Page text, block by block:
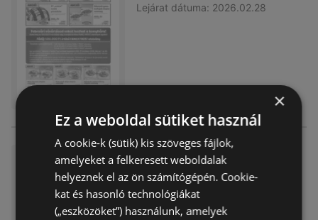
Lejárat dátuma: 2026.02.28
Family Frost újság érvényessé
ge 2026.01.31-ig
Akciós újság már nem érvényes
Lejárat dátuma: 2026.01.31
×
Ez a weboldal sütiket használ
A cookie-k (sütik) kis szöveges fájlok,
amelyeket a felkeresett weboldalak
helyeznek el az ön számítógépén. Cookie-
kat és hasonló technológiákat
(„eszközöket”) használunk, amelyek